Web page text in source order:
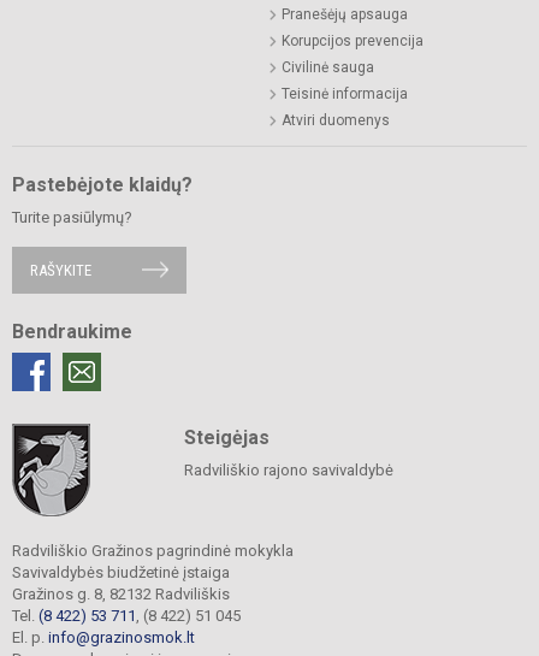
Pranešėjų apsauga
Korupcijos prevencija
Civilinė sauga
Teisinė informacija
Atviri duomenys
Pastebėjote klaidų?
Turite pasiūlymų?
RAŠYKITE
Bendraukime
Steigėjas
Radviliškio rajono savivaldybė
Radviliškio Gražinos pagrindinė mokykla
Savivaldybės biudžetinė įstaiga
Gražinos g. 8, 82132 Radviliškis
Tel. (8 422) 53 711 , (8 422) 51 045
El. p. info@grazinosmok.lt